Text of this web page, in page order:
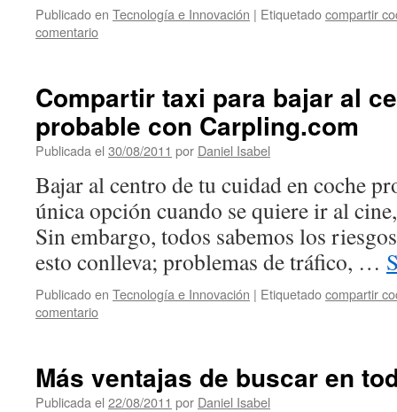
Publicado en Tecnología e Innovación | Etiquetadocompartir
comentario
Compartir taxi para bajar al
probable con Carpling.com
Publicada el 30/08/2011 por Daniel Isabel
Bajar al centro de tu cuidad en coche
única opción cuando se quiere ir al
Sin embargo, todos sabemos los
esto conlleva; problemas de tráfico, …
Publicado en Tecnología e Innovación | Etiquetadocompartir
comentario
Más ventajas de buscar en
Publicada el 22/08/2011 por Daniel Isabel